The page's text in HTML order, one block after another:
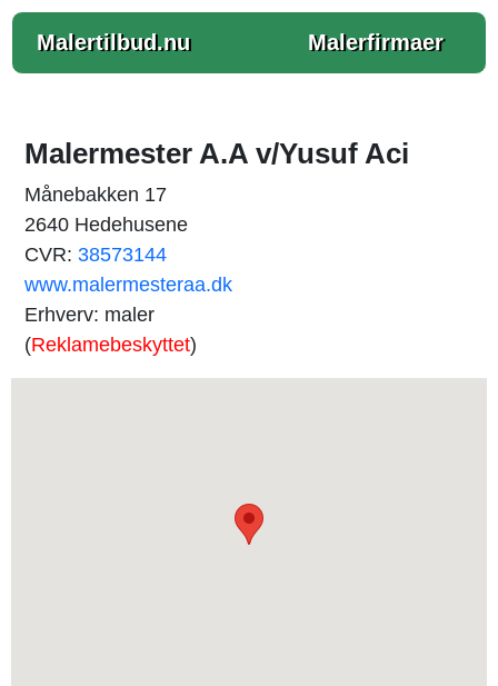
Malertilbud.nu Malerfirmaer
Malermester A.A v/Yusuf Aci
Månebakken 17
2640 Hedehusene
CVR: 38573144
www.malermesteraa.dk
Erhverv: maler
(Reklamebeskyttet)